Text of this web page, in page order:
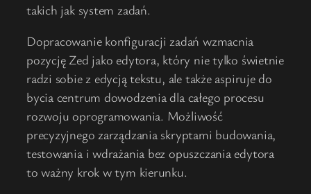
takich jak system zadań.
Dopracowanie konfiguracji zadań wzmacnia
pozycję Zed jako edytora, który nie tylko świetnie
radzi sobie z edycją tekstu, ale także aspiruje do
bycia centrum dowodzenia dla całego procesu
rozwoju oprogramowania. Możliwość
precyzyjnego zarządzania skryptami budowania,
testowania i wdrażania bez opuszczania edytora
to ważny krok w tym kierunku.